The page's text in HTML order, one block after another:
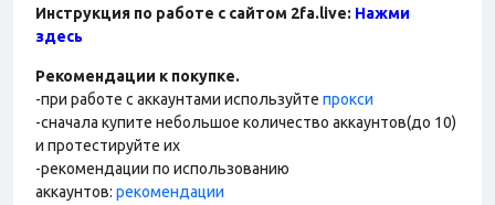
Инструкция по работе с сайтом 2fa.live: Нажми
здесь
Рекомендации к покупке.
-при работе с аккаунтами используйте прокси
-сначала купите небольшое количество аккаунтов(до 10)
и протестируйте их
-рекомендации по использованию
аккаунтов: рекомендации